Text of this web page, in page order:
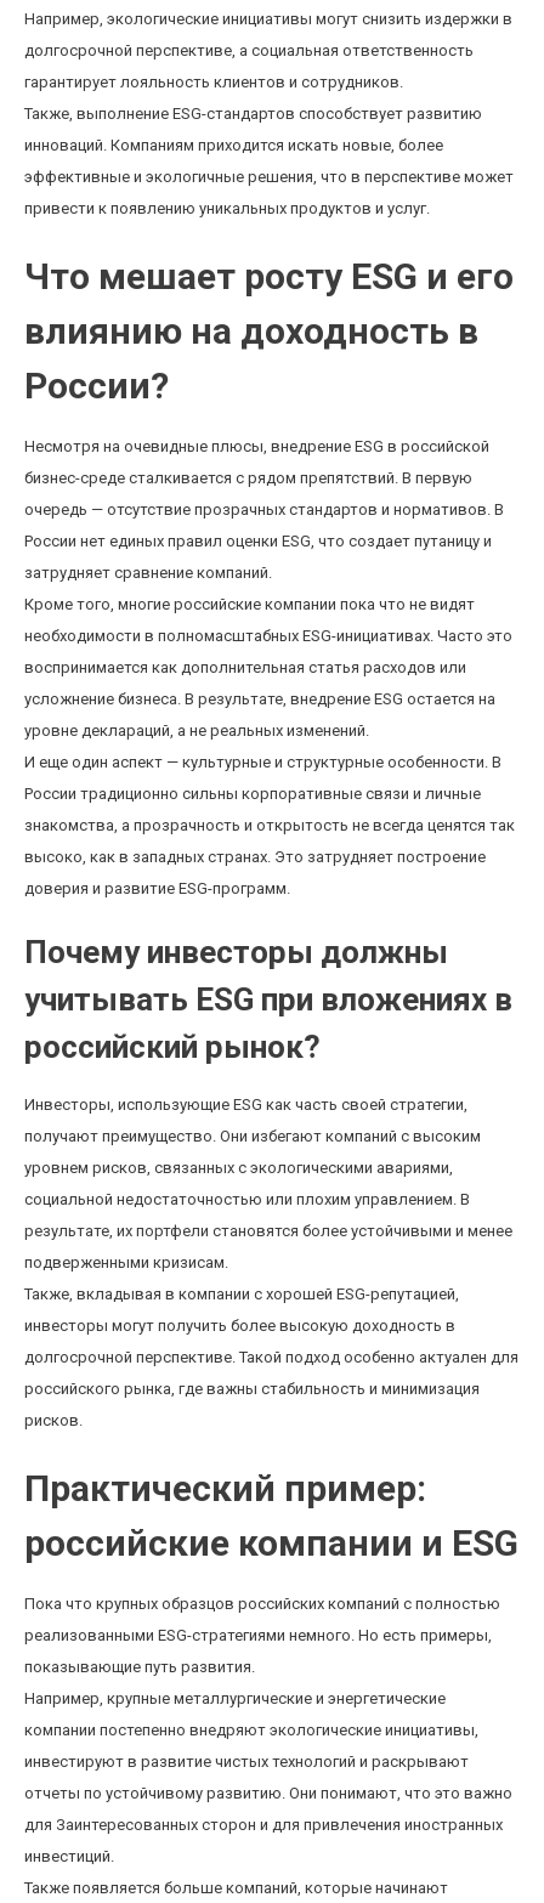
Например, экологические инициативы могут снизить издержки в
долгосрочной перспективе, а социальная ответственность
гарантирует лояльность клиентов и сотрудников.
Также, выполнение ESG-стандартов способствует развитию
инноваций. Компаниям приходится искать новые, более
эффективные и экологичные решения, что в перспективе может
привести к появлению уникальных продуктов и услуг.
Что мешает росту ESG и его
влиянию на доходность в
России?
Несмотря на очевидные плюсы, внедрение ESG в российской
бизнес-среде сталкивается с рядом препятствий. В первую
очередь — отсутствие прозрачных стандартов и нормативов. В
России нет единых правил оценки ESG, что создает путаницу и
затрудняет сравнение компаний.
Кроме того, многие российские компании пока что не видят
необходимости в полномасштабных ESG-инициативах. Часто это
воспринимается как дополнительная статья расходов или
усложнение бизнеса. В результате, внедрение ESG остается на
уровне деклараций, а не реальных изменений.
И еще один аспект — культурные и структурные особенности. В
России традиционно сильны корпоративные связи и личные
знакомства, а прозрачность и открытость не всегда ценятся так
высоко, как в западных странах. Это затрудняет построение
доверия и развитие ESG-программ.
Почему инвесторы должны
учитывать ESG при вложениях в
российский рынок?
Инвесторы, использующие ESG как часть своей стратегии,
получают преимущество. Они избегают компаний с высоким
уровнем рисков, связанных с экологическими авариями,
социальной недостаточностью или плохим управлением. В
результате, их портфели становятся более устойчивыми и менее
подверженными кризисам.
Также, вкладывая в компании с хорошей ESG-репутацией,
инвесторы могут получить более высокую доходность в
долгосрочной перспективе. Такой подход особенно актуален для
российского рынка, где важны стабильность и минимизация
рисков.
Практический пример:
российские компании и ESG
Пока что крупных образцов российских компаний с полностью
реализованными ESG-стратегиями немного. Но есть примеры,
показывающие путь развития.
Например, крупные металлургические и энергетические
компании постепенно внедряют экологические инициативы,
инвестируют в развитие чистых технологий и раскрывают
отчеты по устойчивому развитию. Они понимают, что это важно
для Заинтересованных сторон и для привлечения иностранных
инвестиций.
Также появляется больше компаний, которые начинают